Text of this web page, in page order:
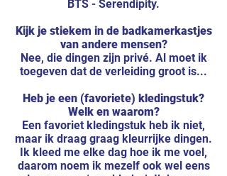
BTS - Serendipity.
Kijk je stiekem in de badkamerkastjes
van andere mensen?
Nee, die dingen zijn privé. Al moet ik
toegeven dat de verleiding groot is...
Heb je een (favoriete) kledingstuk?
Welk en waarom?
Een favoriet kledingstuk heb ik niet,
maar ik draag graag kleurrijke dingen.
Ik kleed me elke dag hoe ik me voel,
daarom noem ik mezelf ook wel eens